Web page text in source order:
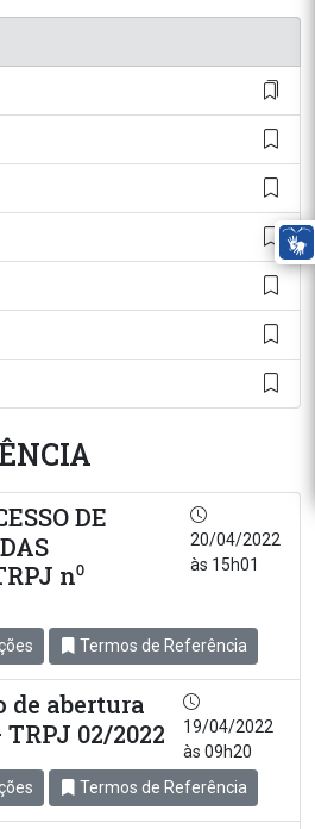
DE
n⁰
20/04/2022
às 15h01
Termos de Referência
de abertura
02/2022
19/04/2022
às 09h20
Termos de Referência